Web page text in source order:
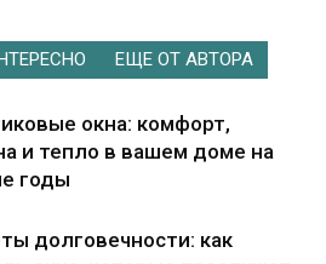
ЕЩЕ ОТ АВТОРА
окна: комфорт,
и тепло в вашем доме на
годы
долговечности: как